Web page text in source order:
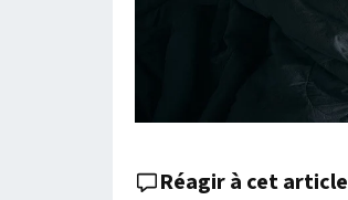
Réagir à cet article